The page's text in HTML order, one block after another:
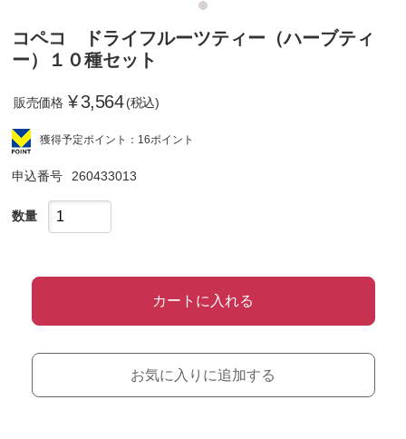
コペコ ドライフルーツティー（ハーブティ
ー）１０種セット
販売価格 ¥3,564 (税込)
獲得予定ポイント：16ポイント
申込番号 260433013
数量
カートに入れる
お気に入りに追加する